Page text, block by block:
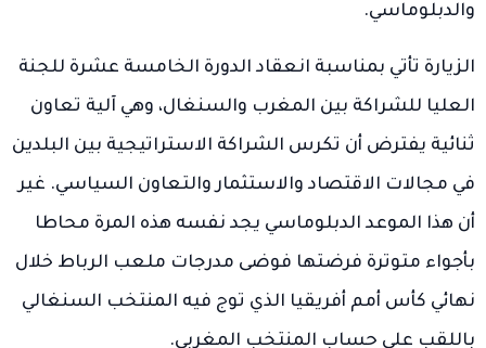
والدبلوماسي.
الزيارة تأتي بمناسبة انعقاد الدورة الخامسة عشرة للجنة
العليا للشراكة بين المغرب والسنغال، وهي آلية تعاون
ثنائية يفترض أن تكرس الشراكة الاستراتيجية بين البلدين
في مجالات الاقتصاد والاستثمار والتعاون السياسي. غير
أن هذا الموعد الدبلوماسي يجد نفسه هذه المرة محاطا
بأجواء متوترة فرضتها فوضى مدرجات ملعب الرباط خلال
نهائي كأس أمم أفريقيا الذي توج فيه المنتخب السنغالي
باللقب على حساب المنتخب المغربي.